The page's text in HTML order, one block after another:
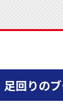
足回りの